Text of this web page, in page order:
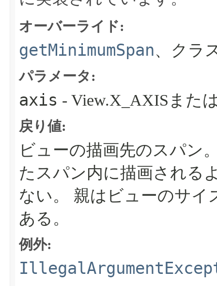
オーバーライド:
getMinimumSpan、クラ
パラメータ:
axis - View.X_AXISまた
戻り値:
ビューの描画先のスパン
たスパン内に描画される
ない。
親はビューのサイ
ある。
例外: